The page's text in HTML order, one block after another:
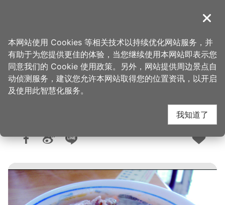
導覽
首页 > 想去的地方 > 美食、购物 > 美食快搜
忠贞云乡米干
人气：9175
关闭
本网站使用 Cookies 等相关技术以持续优化网站服务，并
有助于为您提供更佳的体验，当您继续使用本网站即表示您
同意我们的 Cookie 使用政策。另外，网站提供周边景点自
动侦测服务，建议您允许本网站取得您的位置资讯，以开启
及使用此智慧化服务。
我知道了